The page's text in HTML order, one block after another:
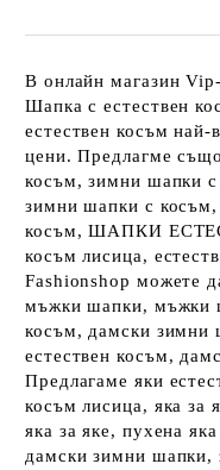
В онлайн магазин
Шапка с естествен
естествен косъм най-
цени. Предлагме
косъм, зимни шапки
зимни шапки с
косъм, ШАПКИ
косъм лисица,
Fashionshop можете
мъжки шапки, мъжки
косъм, дамски зимни
естествен косъм,
Предлагаме яки
косъм лисица, яка за
яка за яке, пухена
дамски зимни